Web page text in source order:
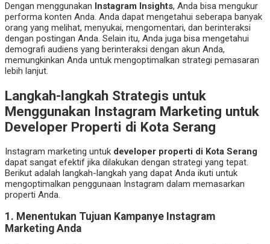
Dengan menggunakan Instagram Insights, Anda bisa mengukur
performa konten Anda. Anda dapat mengetahui seberapa banyak
orang yang melihat, menyukai, mengomentari, dan berinteraksi
dengan postingan Anda. Selain itu, Anda juga bisa mengetahui
demografi audiens yang berinteraksi dengan akun Anda,
memungkinkan Anda untuk mengoptimalkan strategi pemasaran
lebih lanjut.
Langkah-langkah Strategis untuk
Menggunakan Instagram Marketing untuk
Developer Properti di Kota Serang
Instagram marketing untuk developer properti di Kota Serang
dapat sangat efektif jika dilakukan dengan strategi yang tepat.
Berikut adalah langkah-langkah yang dapat Anda ikuti untuk
mengoptimalkan penggunaan Instagram dalam memasarkan
properti Anda.
1. Menentukan Tujuan Kampanye Instagram
Marketing Anda